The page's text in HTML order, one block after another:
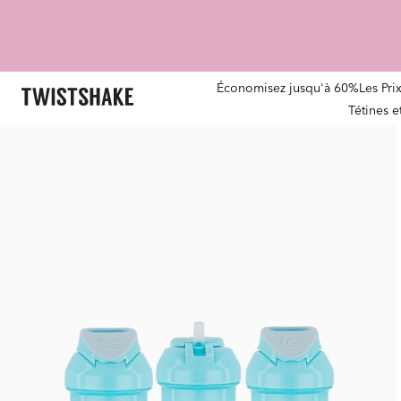
Économisez jusqu'à 60%Les
Tétines